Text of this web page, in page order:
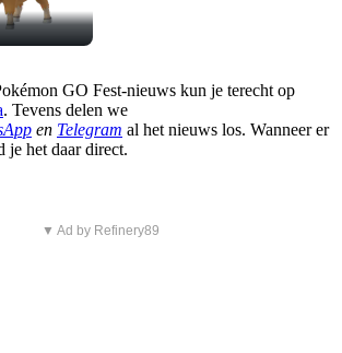
GO Fest-nieuws kun je terecht op
. Tevens delen we
en Telegram al het nieuws los. Wanneer er
je het daar direct.
▼ Ad by Refinery89